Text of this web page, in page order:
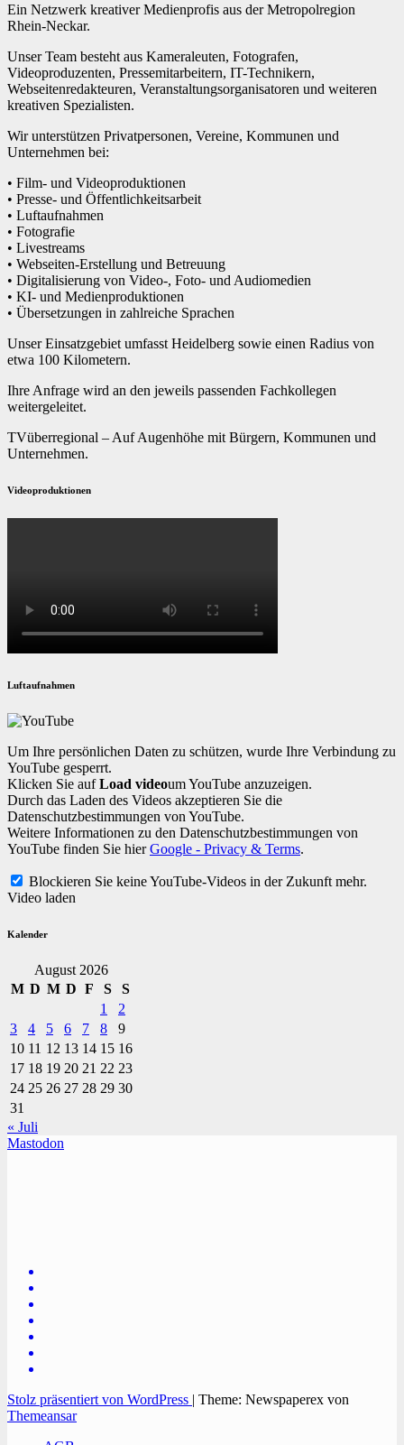
Ein Netzwerk kreativer Medienprofis aus der Metropolregion
Rhein-Neckar.
Unser Team besteht aus Kameraleuten, Fotografen,
Videoproduzenten, Pressemitarbeitern, IT-Technikern,
Webseitenredakteuren, Veranstaltungsorganisatoren und weiteren
kreativen Spezialisten.
Wir unterstützen Privatpersonen, Vereine, Kommunen und
Unternehmen bei:
• Film- und Videoproduktionen
• Presse- und Öffentlichkeitsarbeit
• Luftaufnahmen
• Fotografie
• Livestreams
• Webseiten-Erstellung und Betreuung
• Digitalisierung von Video-, Foto- und Audiomedien
• KI- und Medienproduktionen
• Übersetzungen in zahlreiche Sprachen
Unser Einsatzgebiet umfasst Heidelberg sowie einen Radius von
etwa 100 Kilometern.
Ihre Anfrage wird an den jeweils passenden Fachkollegen
weitergeleitet.
TVüberregional – Auf Augenhöhe mit Bürgern, Kommunen und
Unternehmen.
Videoproduktionen
Luftaufnahmen
Um Ihre persönlichen Daten zu schützen, wurde Ihre Verbindung zu
YouTube gesperrt.
Klicken Sie aufLoad videoum YouTube anzuzeigen.
Durch das Laden des Videos akzeptieren Sie die
Datenschutzbestimmungen von YouTube.
Weitere Informationen zu den Datenschutzbestimmungen von
YouTube finden Sie hierGoogle - Privacy & Terms.
Blockieren Sie keine YouTube-Videos in der Zukunft mehr.
Video laden
Kalender
August 2026
M D M D F S
S
1
2
3
4 5 6 7 8
9
10 11 12 13 14 15 16
17 18 19 20 21 22 23
24 25 26 27 28 29 30
31
« Juli
Mastodon
Stolz präsentiert von WordPress | Theme: Newspaperex von
Themeansar